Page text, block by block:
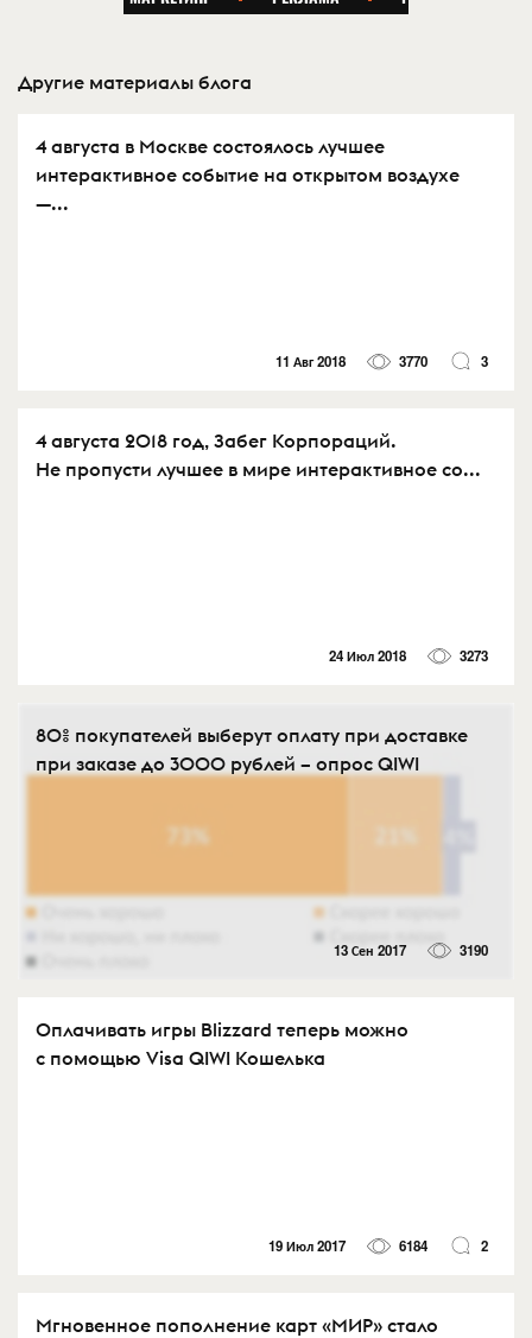
Другие материалы блога
4 августа в Москве состоялось лучшее
интерактивное событие на открытом воздухе
—...
11 Авг 2018 3770 3
4 августа 2018 год, Забег Корпораций.
Не пропусти лучшее в мире интерактивное со...
24 Июл 2018 3273
80% покупателей выберут оплату при доставке
при заказе до 3000 рублей – опрос QIWI
13 Сен 2017 3190
Оплачивать игры Blizzard теперь можно
с помощью Visa QIWI Кошелька
19 Июл 2017 6184 2
Мгновенное пополнение карт «МИР» стало